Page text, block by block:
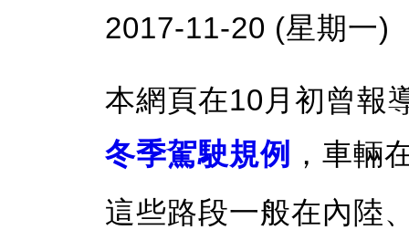
2017-11-20 (星期一)
本網頁在10月初曾報
冬季駕駛規例 ，車輛
這些路段一般在內陸